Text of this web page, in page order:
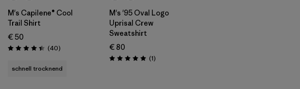
M's Capilene® Cool
Trail Shirt
€ 50
Bewertung: 4.4 / 5
(40Rezensionen
)
schnell trocknend
M's '95 Oval Logo
Uprisal Crew
Sweatshirt
€ 80
Bewertung: 5.0 / 5
(1Rezensionen
)